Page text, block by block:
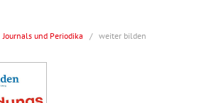
Journals und Periodika / weiter bilden